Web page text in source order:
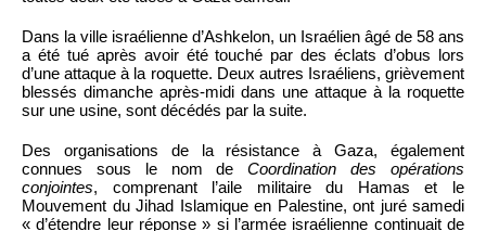
Dans la ville israélienne d’Ashkelon, un Israélien âgé de 58 ans
a été tué après avoir été touché par des éclats d’obus lors
d’une attaque à la roquette. Deux autres Israéliens, grièvement
blessés dimanche après-midi dans une attaque à la roquette
sur une usine, sont décédés par la suite.
Des organisations de la résistance à Gaza, également
connues sous le nom deCoordination des opérations
conjointes, comprenant l’aile militaire du Hamas et le
Mouvement du Jihad Islamique en Palestine, ont juré samedi
« d’étendre leur réponse » si l’armée israélienne continuait de